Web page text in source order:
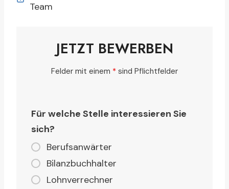
Team
JETZT BEWERBEN
Felder mit einem * sind Pflichtfelder
Für welche Stelle interessieren Sie
sich?
Berufsanwärter
Bilanzbuchhalter
Lohnverrechner